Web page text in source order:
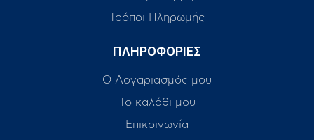
Τρόποι Πληρωμής
ΠΛΗΡΟΦΟΡΙΕΣ
Ο Λογαριασμός μου
Το καλάθι μου
Επικοινωνία